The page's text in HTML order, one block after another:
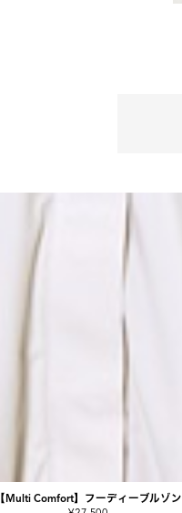
【Multi Comfort】フーディーブルゾン